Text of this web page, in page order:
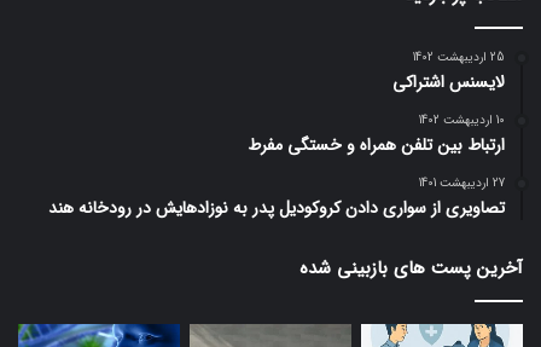
25 اردیبهشت 1402
لایسنس اشتراکی
10 اردیبهشت 1402
ارتباط بین تلفن همراه و خستگی مفرط
27 اردیبهشت 1401
تصاویری از سواری دادن کروکودیل پدر به نوزادهایش در رودخانه هند
آخرین پست های بازبینی شده